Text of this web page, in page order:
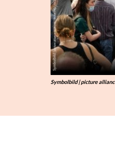
Symbolbild | picture